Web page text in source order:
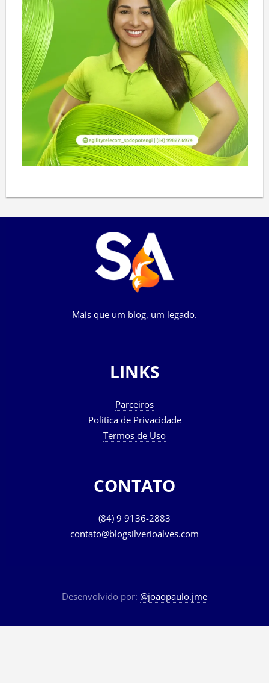
Mais que um blog, um legado.
LINKS
Parceiros
Política de Privacidade
Termos de Uso
CONTATO
(84) 9 9136-2883
contato@blogsilverioalves.com
Desenvolvido por: @joaopaulo.jme